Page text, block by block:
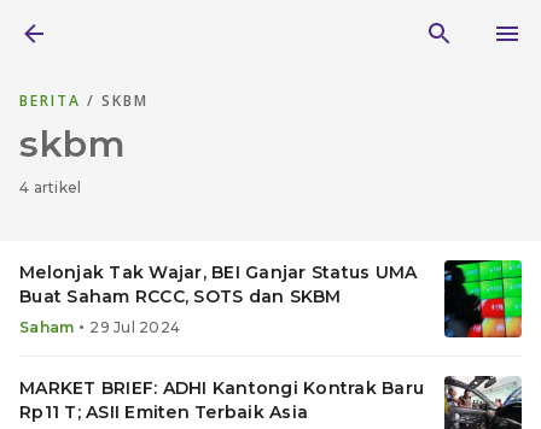
BERITA / SKBM
skbm
4 artikel
Melonjak Tak Wajar, BEI Ganjar Status UMA
Buat Saham RCCC, SOTS dan SKBM
Saham • 29 Jul 2024
MARKET BRIEF: ADHI Kantongi Kontrak Baru
Rp11 T; ASII Emiten Terbaik Asia